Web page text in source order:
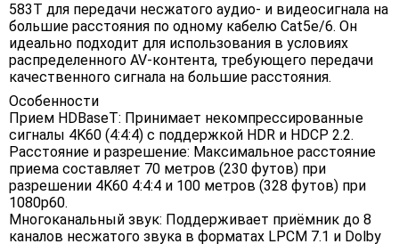
583T для передачи несжатого аудио- и видеосигнала на
большие расстояния по одному кабелю Cat5e/6. Он
идеально подходит для использования в условиях
распределенного AV-контента, требующего передачи
качественного сигнала на большие расстояния.
Особенности
Прием HDBaseT: Принимает некомпрессированные
сигналы 4K60 (4:4:4) с поддержкой HDR и HDCP 2.2.
Расстояние и разрешение: Максимальное расстояние
приема составляет 70 метров (230 футов) при
разрешении 4K60 4:4:4 и 100 метров (328 футов) при
1080p60.
Многоканальный звук: Поддерживает приёмник до 8
каналов несжатого звука в форматах LPCM 7.1 и Dolby